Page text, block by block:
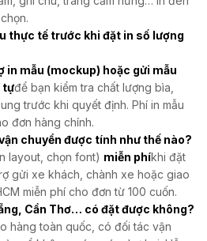
thực tế trước khi đặt in số lượng
in mẫu (mockup) hoặc gửi mẫu
tựđể bạn kiểm tra chất lượng bìa,
trước khi quyết định. Phí in mẫu
đơn hàng chính.
chuyển được tính như thế nào?
layout, chọn font) miễn phíkhi đặt
gửi xe khách, chành xe hoặc giao
miễn phí cho đơn từ 100 cuốn.
Cần Thơ… có đặt được không?
hàng toàn quốc, có đối tác vận